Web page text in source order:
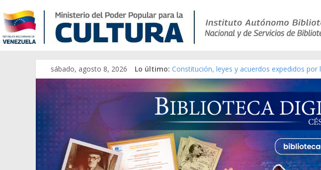
sábado, agosto 8, 2026 Lo último: Constitución, leyes y acuerdos expedidos
Una Parálisis [material gráfico]
Modesta Bor Sánchez [material gráfico]
Gaceta Oficial de la República de Venezuela
Catálogo temático de obras de Modesta Bor